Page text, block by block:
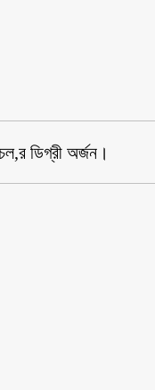
ডিগ্রী অর্জন।